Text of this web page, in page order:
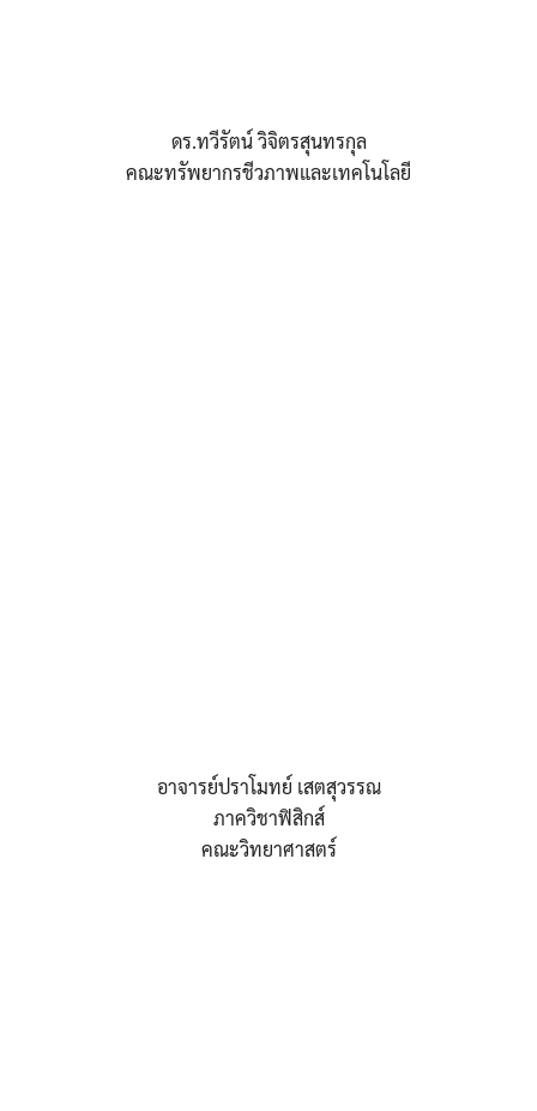
ดร.ทวีรัตน์ วิจิตรสุนทรกุล
คณะทรัพยากรชีวภาพและเทคโนโลยี
อาจารย์ปราโมทย์ เสตสุวรรณ
ภาควิชาฟิสิกส์
คณะวิทยาศาสตร์